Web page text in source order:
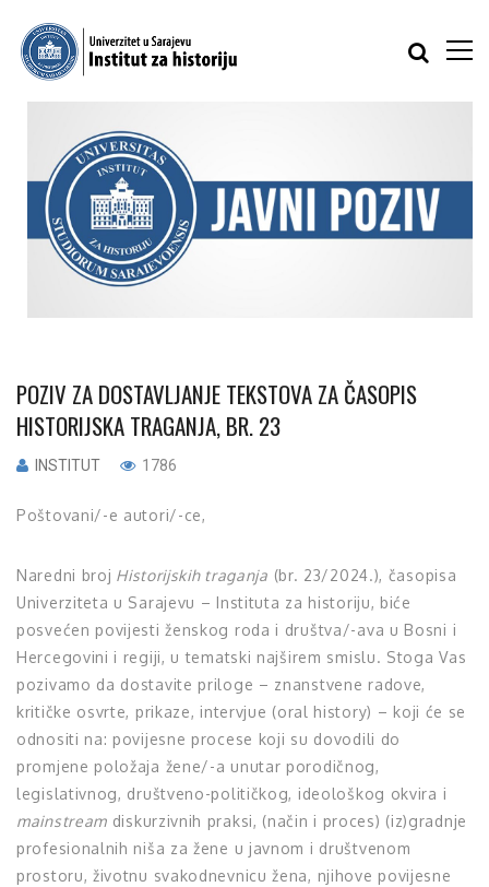
POZIV ZA DOSTAVLJANJE TEKSTOVA ZA ČASOPIS
HISTORIJSKA TRAGANJA, BR. 23
INSTITUT 1786
Poštovani/-e autori/-ce,
Naredni broj Historijskih traganja (br. 23/2024.), časopisa
Univerziteta u Sarajevu – Instituta za historiju, biće
posvećen povijesti ženskog roda i društva/-ava u Bosni i
Hercegovini i regiji, u tematski najširem smislu. Stoga Vas
pozivamo da dostavite priloge – znanstvene radove,
kritičke osvrte, prikaze, intervjue (oral history) – koji će se
odnositi na: povijesne procese koji su dovodili do
promjene položaja žene/-a unutar porodičnog,
legislativnog, društveno-političkog, ideološkog okvira i
mainstream diskurzivnih praksi, (način i proces) (iz)gradnje
profesionalnih niša za žene u javnom i društvenom
prostoru, životnu svakodnevnicu žena, njihove povijesne